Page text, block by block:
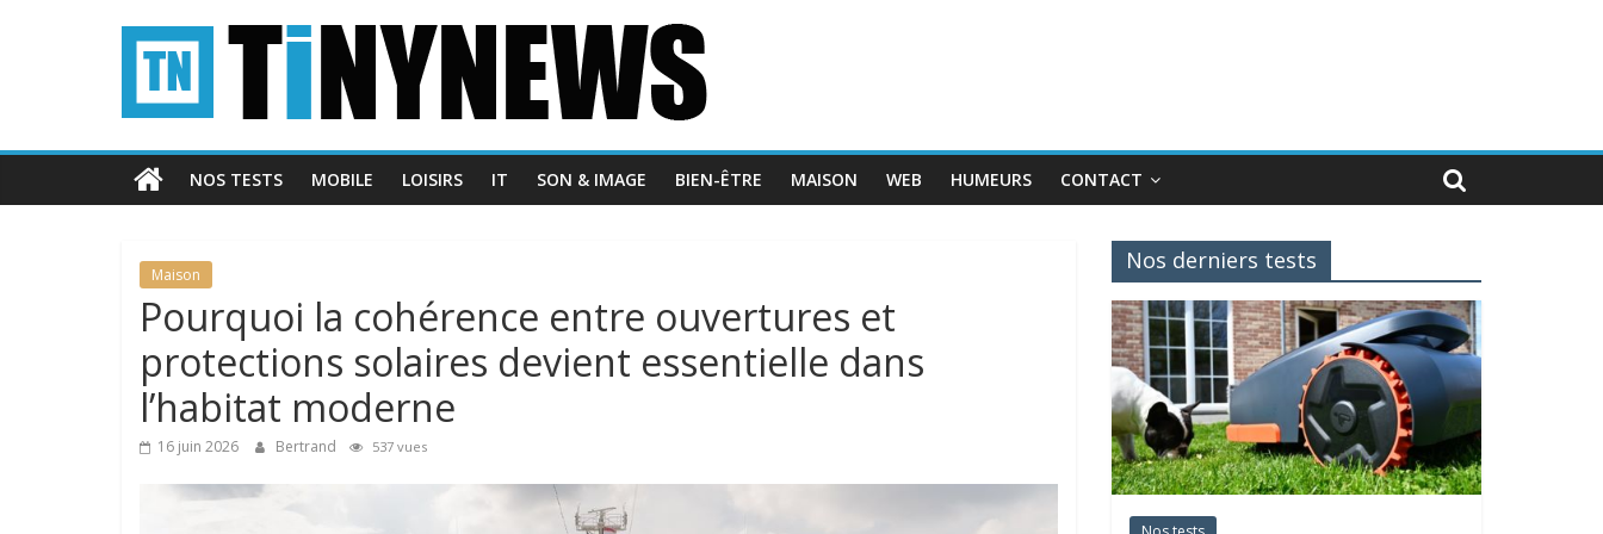
Tinynews
Le
belge
connectéNOS TESTS MOBILE LOISIRS IT SON & IMAGE BIEN-ÊTRE MAISON WEB HUMEURS CONTACT
Maison
Pourquoi la cohérence entre ouvertures et
protections solaires devient essentielle dans
l’habitat moderne
16 juin 2026 Bertrand 537 vues
Nos derniers tests